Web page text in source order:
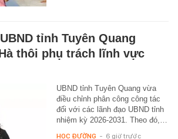
tỉnh Tuyên Quang
thôi phụ trách lĩnh vực
UBND tỉnh Tuyên Quang vừa
điều chỉnh phân công công tác
đối với các lãnh đạo UBND tỉnh
nhiệm kỳ 2026-2031. Theo đó,…
HỌC ĐƯỜNG - 6 giờ trước